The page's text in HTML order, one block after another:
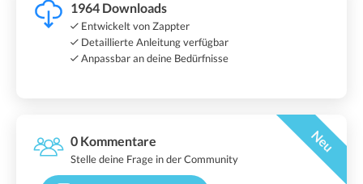
1964 Downloads
Entwickelt von Zappter
Detaillierte Anleitung verfügbar
Anpassbar an deine Bedürfnisse
0 Kommentare Neu
Stelle deine Frage in der Community